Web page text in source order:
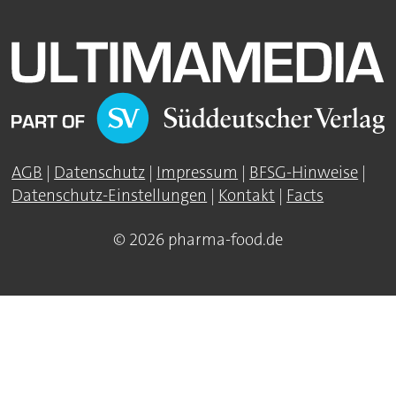
AGB | Datenschutz | Impressum | BFSG-Hinweise |
Datenschutz-Einstellungen | Kontakt | Facts
© 2026 pharma-food.de